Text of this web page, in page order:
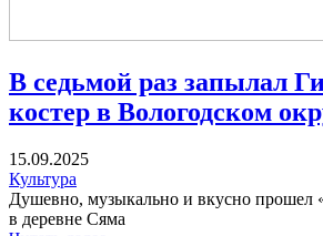
В седьмой раз запылал
костер в Вологодском
15.09.2025
Культура
Душевно, музыкально и вкусно прошел
в деревне Сяма